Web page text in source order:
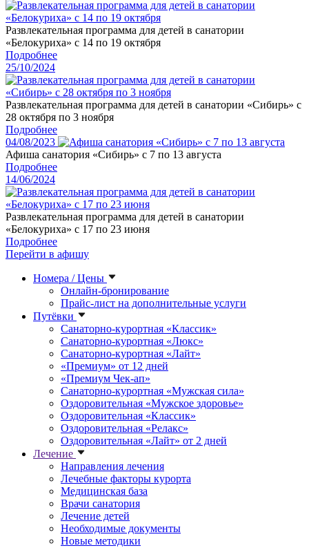
Развлекательная программа для детей в санатории
«Белокуриха» с 14 по 19 октября
Подробнее
25/10/2024
Развлекательная программа для детей в санатории «Сибирь» с
28 октября по 3 ноября
Подробнее
04/08/2023
Афиша санатория «Сибирь» с 7 по 13 августа
Подробнее
14/06/2024
Развлекательная программа для детей в санатории
«Белокуриха» с 17 по 23 июня
Подробнее
Перейти в афишу
Номера / Цены
Онлайн-бронирование
Прайс-лист на дополнительные услуги
Путёвки
Санаторно-курортная «Классик»
Санаторно-курортная «Люкс»
Санаторно-курортная «Лайт»
«Премиум» от 12 дней
«Премиум Чек-ап»
Санаторно-курортная «Мужская сила»
Оздоровительная «Мужское здоровье»
Оздоровительная «Классик»
Оздоровительная «Релакс»
Оздоровительная «Лайт» от 2 дней
Лечение
Направления лечения
Лечебные факторы курорта
Медицинская база
Врачи санатория
Лечение детей
Необходимые документы
Новые методики